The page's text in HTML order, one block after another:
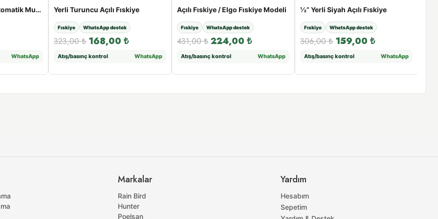
Medalyan MD 304 Otomatik Musluk Adaptörü (Kelepçeli)
WhatsApp
Yerli Turuncu Açılı Fıskiye
Fıskiye WhatsApp destek
323,00₺ 168,00 ₺
Atış/basınç kontrol WhatsApp
Açılı Fıskiye / Elgo Fıskiye Modeli
Fıskiye WhatsApp destek
431,00₺ 224,00 ₺
Atış/basınç kontrol WhatsApp
½” Yerli Siyah Açılı Fıskiye
Fıskiye WhatsApp destek
306,00₺ 159,00 ₺
Atış/basınç kontrol WhatsApp
Markalar
Rain Bird
Hunter
Poelsan
Yardım
Hesabım
Sepetim